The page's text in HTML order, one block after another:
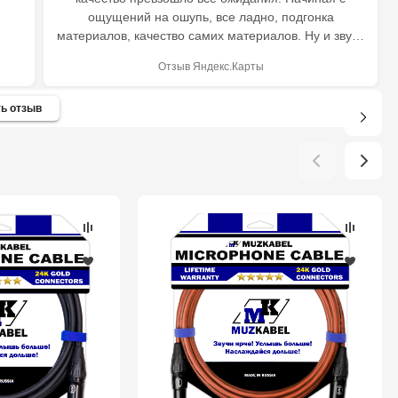
отзыв
ощущений на ошупь, все ладно, подгонка
материалов, качество самих материалов. Ну и звук -
синий. Спасибо!
Отзыв Яндекс.Карты